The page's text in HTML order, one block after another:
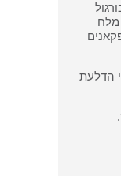
מלח
הדלעת